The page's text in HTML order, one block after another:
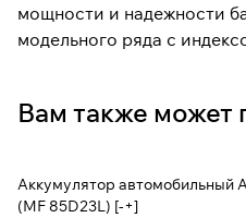
мощности и надежности
модельного ряда с
Вам также может
Аккумулятор автомобильный
(MF 85D23L) [-+]